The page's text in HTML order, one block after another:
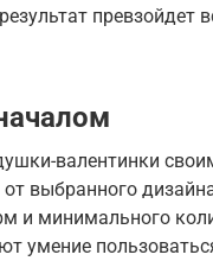
превзойдет
валентинки
от выбранного
и минимального
умение